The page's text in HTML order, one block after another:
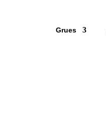
Grues